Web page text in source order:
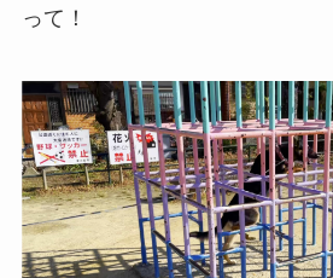
って！